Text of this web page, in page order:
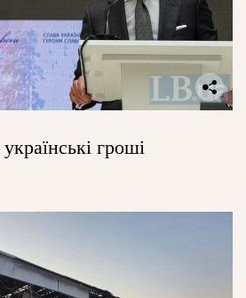
гроші